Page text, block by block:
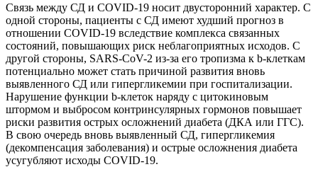
Связь между СД и COVID-19 носит двусторонний характер. С
одной стороны, пациенты с СД имеют худший прогноз в
отношении COVID-19 вследствие комплекса связанных
состояний, повышающих риск неблагоприятных исходов. С
другой стороны, SARS-CoV-2 из-за его тропизма к b-клеткам
потенциально может стать причиной развития вновь
выявленного СД или гипергликемии при госпитализации.
Нарушение функции b-клеток наряду с цитокиновым
штормом и выбросом контринсулярных гормонов повышает
риски развития острых осложнений диабета (ДКА или ГГС).
В свою очередь вновь выявленный СД, гипергликемия
(декомпенсация заболевания) и острые осложнения диабета
усугубляют исходы COVID-19.